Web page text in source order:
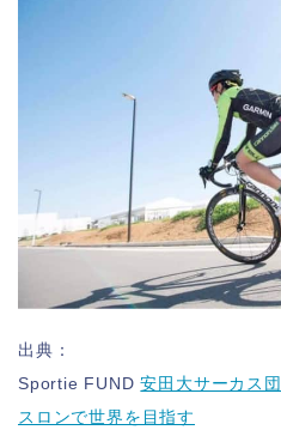
出典：
Sportie FUND安田大サーカス
スロンで世界を目指す